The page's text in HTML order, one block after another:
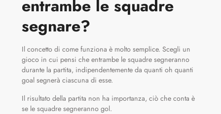
entrambe le squadre
segnare?
Il concetto di come funziona è molto semplice. Scegli un
gioco in cui pensi che entrambe le squadre segneranno
durante la partita, indipendentemente da quanti oh quanti
goal segnerà ciascuna di esse.
Il risultato della partita non ha importanza, ciò che conta è
se le squadre segneranno gol.